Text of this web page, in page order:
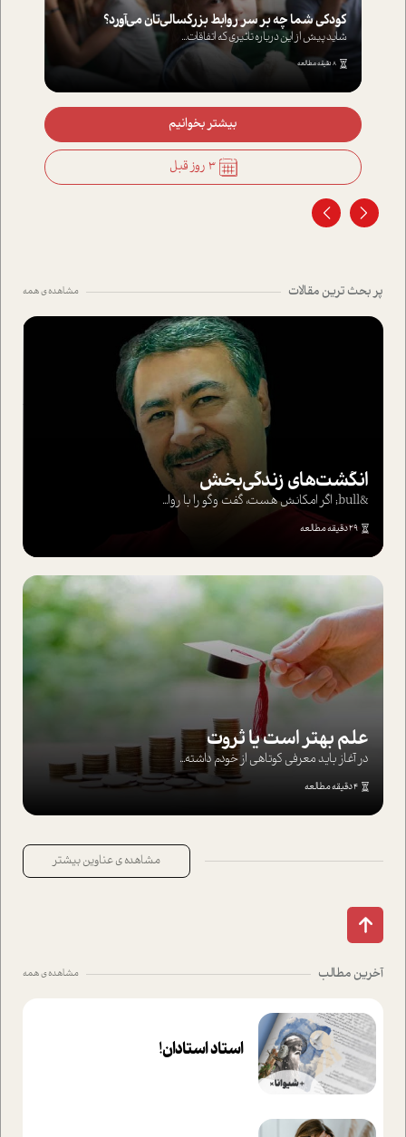
کودکی شما چه بر سر روابط بزرگسالی‌تان می‌آورد؟
شاید پیش از این درباره تاثیری که اتفاقات...
8 دقیقه مطالعه
بیشتر بخوانیم
3 روز قبل
پر بحث ترین مقالات مشاهده ی همه
انگشت‌های‌ زندگی‌بخش
&bull; اگر امکانش هست، گفت وگو را با روا...
29 دقیقه مطالعه
علم بهتر است یا ثروت
در آغاز باید معرفی کوتاهی از خودم داشته...
4 دقیقه مطالعه
مشاهده ی عناوین بیشتر
آخرین مطالب مشاهده ی همه
استاد استادان!